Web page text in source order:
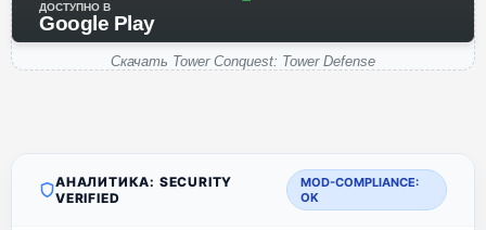
ДОСТУПНО В
Google Play
Скачать Tower Conquest: Tower Defense
АНАЛИТИКА: SECURITY
VERIFIED
MOD-COMPLIANCE:
OK